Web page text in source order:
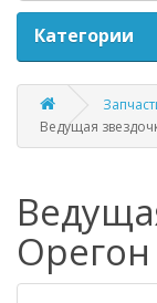
Категории
Ведущая